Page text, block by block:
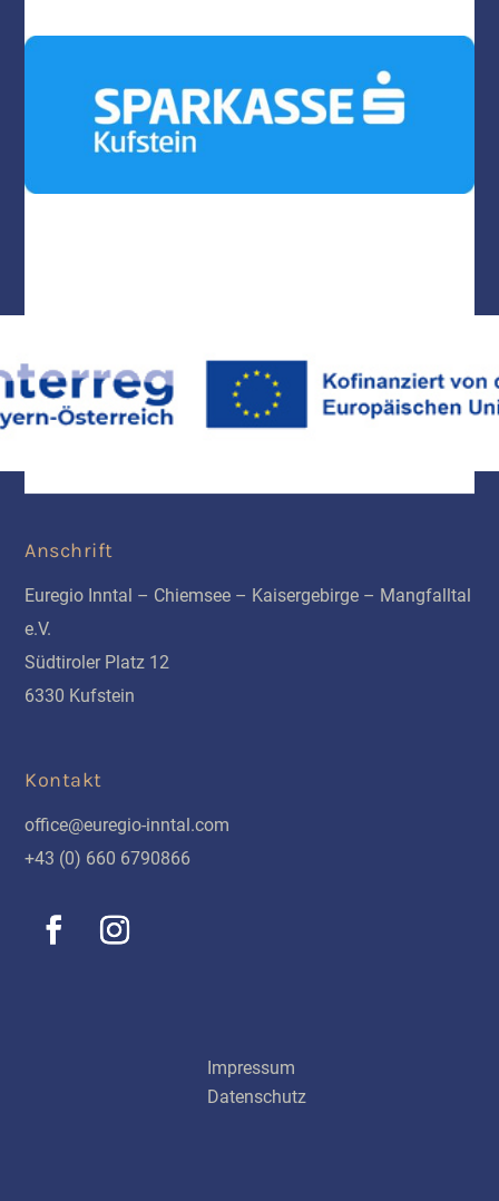
Anschrift
Euregio Inntal – Chiemsee – Kaisergebirge – Mangfalltal
e.V.
Südtiroler Platz 12
6330 Kufstein
Kontakt
office@euregio-inntal.com
+43 (0) 660 6790866
Impressum
Datenschutz